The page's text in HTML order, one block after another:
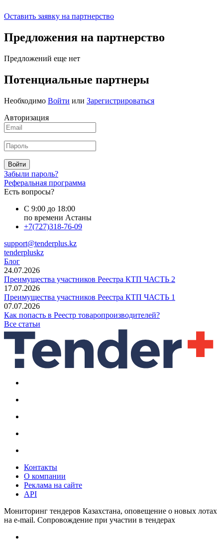
Оставить заявку на партнерство
Предложения на партнерство
Предложений еще нет
Потенциальные партнеры
Необходимо Войти или Зарегистрироваться
Авторизация
Войти
Забыли пароль?
Реферальная программа
Есть вопросы?
С 9:00 до 18:00
по времени Астаны
+7(727)318-76-09
support@tenderplus.kz
tenderpluskz
Блог
24.07.2026
Преимущества участников Реестра КТП ЧАСТЬ 2
17.07.2026
Преимущества участников Реестра КТП ЧАСТЬ 1
07.07.2026
Как попасть в Реестр товаропроизводителей?
Все статьи
Контакты
О компании
Реклама на сайте
API
Мониторинг тендеров Казахстана, оповещение о новых лотах
на e-mail. Сопровождение при участии в тендерах